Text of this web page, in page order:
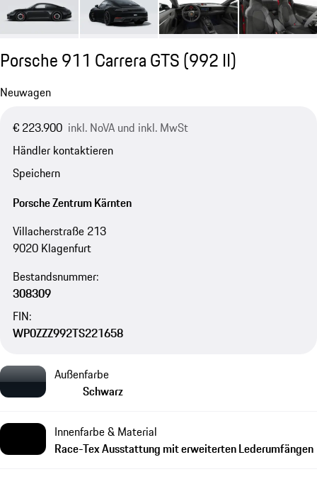
Porsche 911 Carrera GTS(992 II)
Neuwagen
€ 223.900 inkl. NoVA und inkl. MwSt
Händler kontaktieren
Speichern
Porsche Zentrum Kärnten
Villacherstraße 213
9020 Klagenfurt
Bestandsnummer:
308309
FIN:
WP0ZZZ992TS221658
Außenfarbe
Schwarz
Innenfarbe & Material
Race-Tex Ausstattung mit erweiterten Lederumfängen